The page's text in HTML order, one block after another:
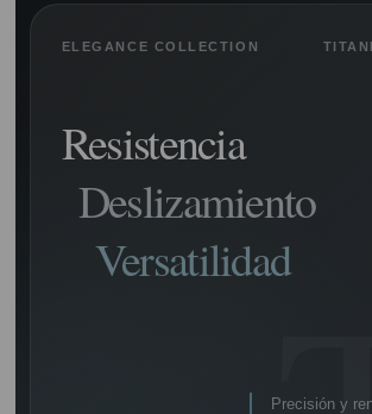
ELEGANCE COLLECTION
Resistencia
Deslizamiento
Versatilidad
Precisión y